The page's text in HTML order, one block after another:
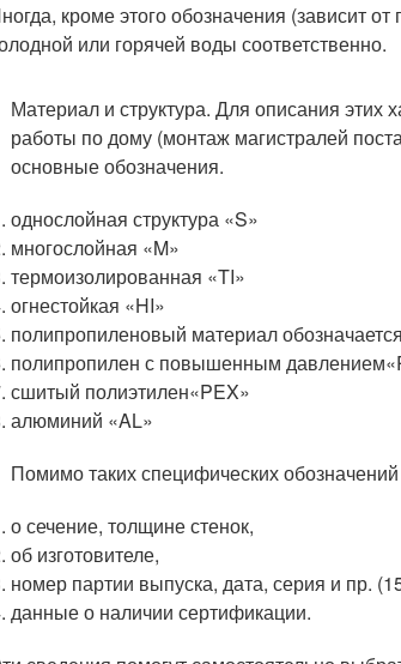
кроме этого обозначения (зависит
или горячей воды соответственно.
Материал и структура. Для описания
работы по дому (монтаж магистралей
основные обозначения.
однослойная структура «S»
многослойная «M»
термоизолированная «TI»
огнестойкая «HI»
полипропиленовый материал
полипропилен с повышенным
сшитый полиэтилен«PEX»
алюминий «AL»
Помимо таких специфических
о сечение, толщине стенок,
об изготовителе,
номер партии выпуска, дата, серия и пр.
данные о наличии сертификации.